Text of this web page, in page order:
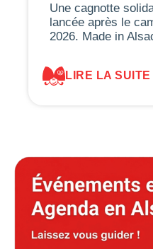
Une cagnotte
lancée après le
2026. Made in
LIRE LA SUITE